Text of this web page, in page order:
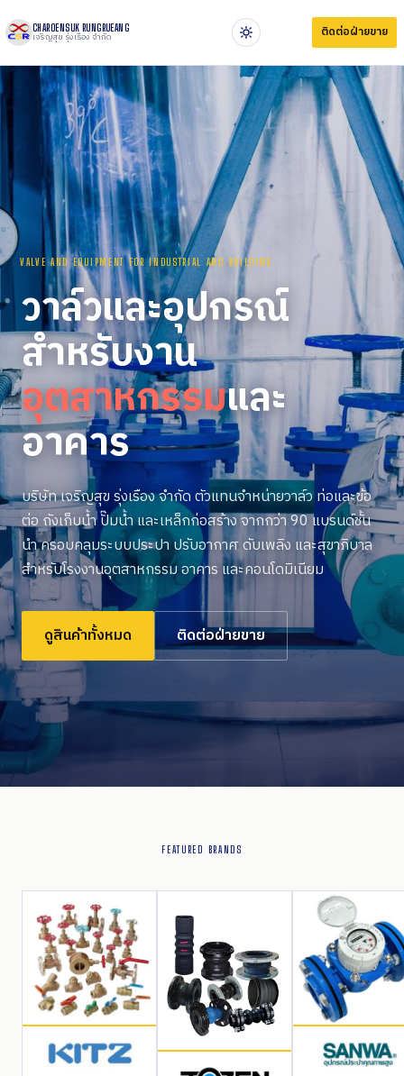
CHAROENSUK RUNGRUEANG
เจริญสุข รุ่งเรือง จำกัด ติดต่อฝ่ายขาย
VALVE AND EQUIPMENT FOR INDUSTRIAL AND BUILDING
วาล์วและอุปกรณ์
สำหรับงาน
อุตสาหกรรมและ
อาคาร
บริษัท เจริญสุข รุ่งเรือง จำกัด ตัวแทนจำหน่ายวาล์ว ท่อและข้อ
ต่อ ถังเก็บน้ำ ปั๊มน้ำ และเหล็กก่อสร้าง จากกว่า 90 แบรนด์ชั้น
นำ ครอบคลุมระบบประปา ปรับอากาศ ดับเพลิง และสุขาภิบาล
สำหรับโรงงานอุตสาหกรรม อาคาร และคอนโดมิเนียม
ดูสินค้าทั้งหมด ติดต่อฝ่ายขาย
FEATURED BRANDS